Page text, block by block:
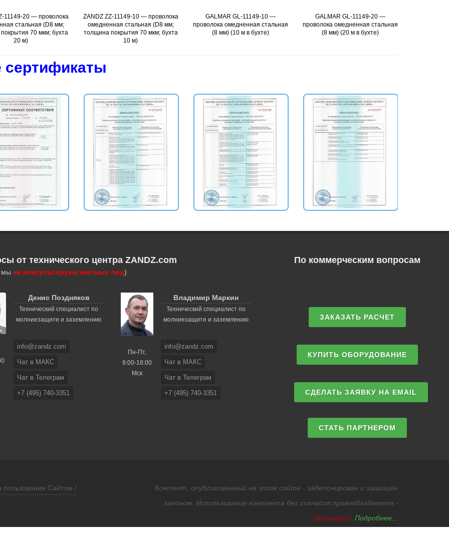
Подробнее
11149-20 — проволока
стальная (D8 мм;
70 мкм; бухта
20 м)
Подробнее
ZANDZ ZZ-11149-10 — проволока
омедненная стальная (D8 мм;
толщина покрытия 70 мкм; бухта
10 м)
Подробнее
GALMAR GL-11149-10 —
проволока омедненная стальная
(8 мм) (10 м в бухте)
Подробнее
GALMAR GL-11149-20 —
проволока омедненная стальная
(8 мм) (20 м в бухте)
сертификаты
от технического центра ZANDZ.com
мы не консультируем частных лиц)
Денис Поздняков
Технический специалист по
молниезащите и заземлению
info@zandz.com
Чат в МАКС
Чат в Телеграм
+7 (495) 740-3351
Пн-Пт,
9:00-18:00
Мск
Владимир Маркин
Технический специалист по
молниезащите и заземлению
info@zandz.com
Чат в МАКС
Чат в Телеграм
+7 (495) 740-3351
По коммерческим вопросам
ЗАКАЗАТЬ РАСЧЕТ
КУПИТЬ ОБОРУДОВАНИЕ
СДЕЛАТЬ ЗАЯВКУ НА EMAIL
СТАТЬ ПАРТНЕРОМ
пользования Сайтом /
Контент, опубликованный на этом сайте - задепонирован и защищён
законом. Использование контента без согласия правообладателя -
запрещено. Подробнее...